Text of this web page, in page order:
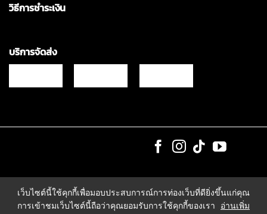
วิธีการชำระเงิน
บริการจัดส่ง
เว็บไซต์นี้ใช้คุกกี้เพื่อมอบประสบการณ์การท่องเว็บที่ดียิ่งขึ้นแก่คุณ
การเข้าชมเว็บไซต์นี้ถือว่าคุณยอมรับการใช้คุกกี้ของเรา
อ่านเพิ่ม